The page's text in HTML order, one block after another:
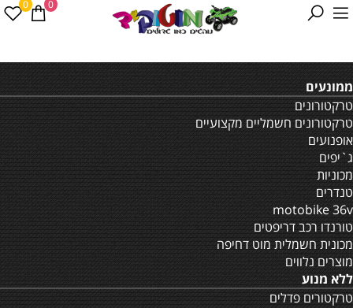
0 0
ממונעים
טרקטורונים
טרקטורונים חשמליים מקצועיים
אופנועים
ג`יפים
מכוניות
טנדרים
motobike 36v
טורנדו רכב דריפטים
מכונית חשמלית מוט דחיפה
מוצרים נלווים
ללא מנוע
טרקטורים פדלים